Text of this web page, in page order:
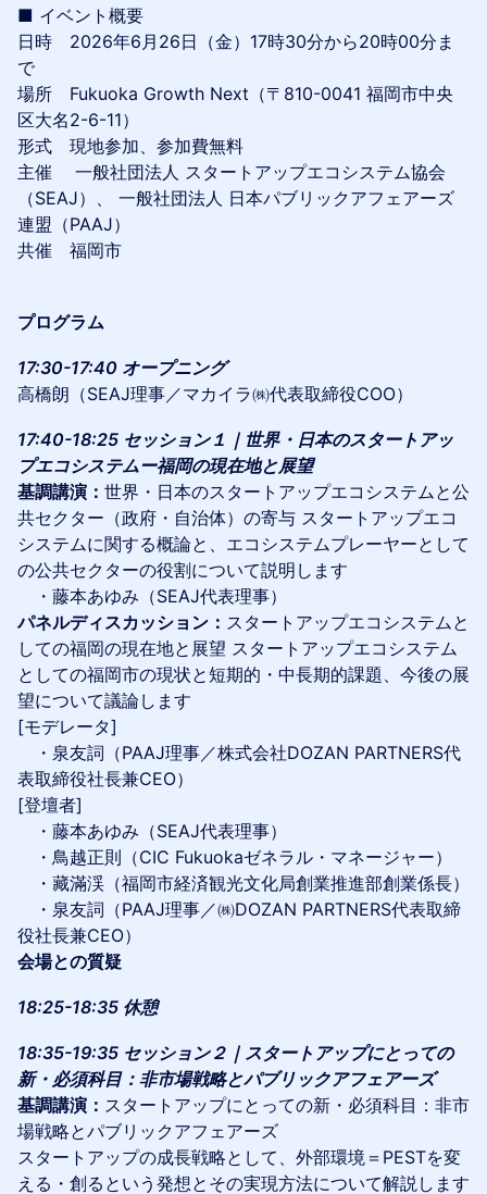
■ イベント概要
日時 2026年6月26日（金）17時30分から20時00分ま
で
場所 Fukuoka Growth Next（〒810-0041 福岡市中央
区大名2-6-11）
形式 現地参加、参加費無料
主催 一般社団法人 スタートアップエコシステム協会
（SEAJ）、 一般社団法人 日本パブリックアフェアーズ
連盟（PAAJ）
共催 福岡市
プログラム
17:30-17:40 オープニング
高橋朗（SEAJ理事／マカイラ㈱代表取締役COO）
17:40-18:25 セッション１｜世界・日本のスタートアッ
プエコシステムー福岡の現在地と展望
基調講演： 世界・日本のスタートアップエコシステムと公
共セクター（政府・自治体）の寄与 スタートアップエコ
システムに関する概論と、エコシステムプレーヤーとして
の公共セクターの役割について説明します
・藤本あゆみ（SEAJ代表理事）
パネルディスカッション： スタートアップエコシステムと
しての福岡の現在地と展望 スタートアップエコシステム
としての福岡市の現状と短期的・中長期的課題、今後の展
望について議論します
[モデレータ]
・泉友詞（PAAJ理事／株式会社DOZAN PARTNERS代
表取締役社長兼CEO）
[登壇者]
・藤本あゆみ（SEAJ代表理事）
・鳥越正則（CIC Fukuokaゼネラル・マネージャー）
・藏滿渓（福岡市経済観光文化局創業推進部創業係長）
・泉友詞（PAAJ理事／㈱DOZAN PARTNERS代表取締
役社長兼CEO）
会場との質疑
18:25-18:35 休憩
18:35-19:35 セッション２｜スタートアップにとっての
新・必須科目：非市場戦略とパブリックアフェアーズ
基調講演： スタートアップにとっての新・必須科目：非市
場戦略とパブリックアフェアーズ
スタートアップの成長戦略として、外部環境＝PESTを変
える・創るという発想とその実現方法について解説します